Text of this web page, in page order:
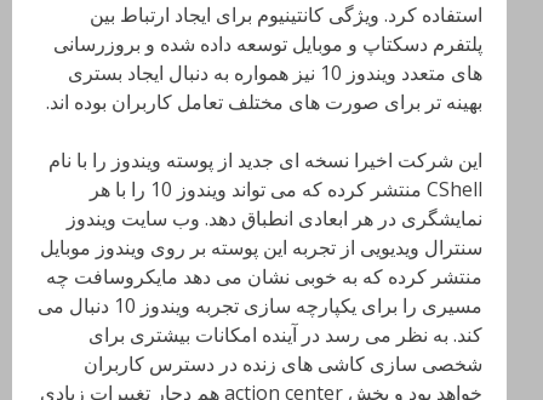
استفاده کرد. ویژگی کانتینیوم برای ایجاد ارتباط بین
پلتفرم دسکتاپ و موبایل توسعه داده شده و بروزرسانی
های متعدد ویندوز 10 نیز همواره به دنبال ایجاد بستری
بهینه تر برای صورت های مختلف تعامل کاربران بوده اند.
این شرکت اخیرا نسخه ای جدید از پوسته ویندوز را با نام
CShell منتشر کرده که می تواند ویندوز 10 را با هر
نمایشگری در هر ابعادی انطباق دهد. وب سایت ویندوز
سنترال ویدیویی از تجربه این پوسته بر روی ویندوز موبایل
منتشر کرده که به خوبی نشان می دهد مایکروسافت چه
مسیری را برای یکپارچه سازی تجربه ویندوز 10 دنبال می
کند. به نظر می رسد در آینده امکانات بیشتری برای
شخصی سازی کاشی های زنده در دسترس کاربران
خواهد بود و بخش action center هم دچار تغییرات زیادی